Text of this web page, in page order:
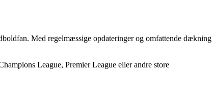
Med regelmæssige opdateringer og omfattende dækning
League, Premier League eller andre store